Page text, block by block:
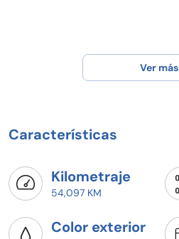
Ver más
Características
Kilometraje
54,097 KM
Color exterior